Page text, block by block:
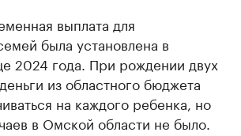
выплата для
была установлена в
2024 года. При рождении двух
из областного бюджета
на каждого ребенка, но
в Омской области не было.